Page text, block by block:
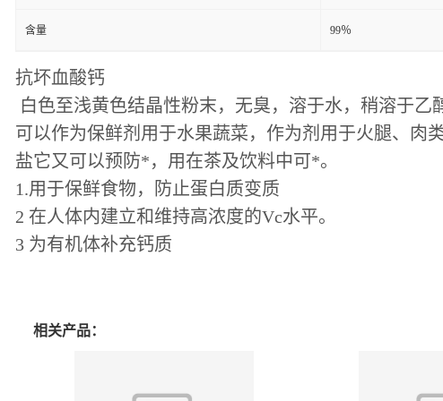
含量 99％
抗坏血酸钙
白色至浅黄色结晶性粉末，无臭，溶于水，稍溶于乙
可以作为保鲜剂用于水果蔬菜，作为剂用于火腿、肉
盐它又可以预防*，用在茶及饮料中可*。
1.用于保鲜食物，防止蛋白质变质
2 在人体内建立和维持高浓度的Vc水平。
3 为有机体补充钙质
相关产品：